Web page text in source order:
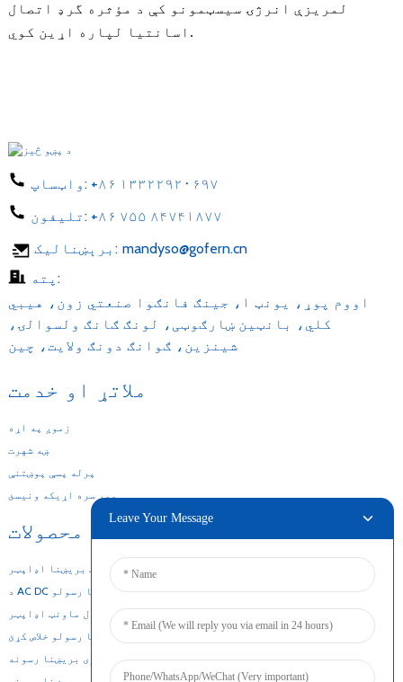
لمریزې انرژۍ سیسټمونو کې د مؤثره گرډ اتصال
اسانتیا لپاره اړین کوي.
واټساپ: +۸۶ ۱۳۳۲۲۹۲۰۶۹۷
تلیفون: +۸۶ ۷۵۵ ۸۴۷۴۱۸۷۷
برېښنالیک: mandyso@gofern.cn
پته:
اووم پوړ، یونټ ۱، جینګ فانګوا صنعتي زون، هیبي
کلي، بانټین ښارګوټی، لونګ ګانګ ولسوالۍ،
شینزین، ګوانګ دونګ ولایت، چین
ملاتړ او خدمت
زموږ په اړه
ښه شهرت
پرله پسې پوښتنې
موږ سره اړیکه ونیسئ
زموږ محصولات
د ډیسټاپ بریښنا اډاپټر
د AC DC بریښنا رسولو
د وال ماونټ اډاپټر
د چوکاټ بریښنا رسولو خلاص کړئ
ډیر نری بریښنا رسونه
Leave Your Message